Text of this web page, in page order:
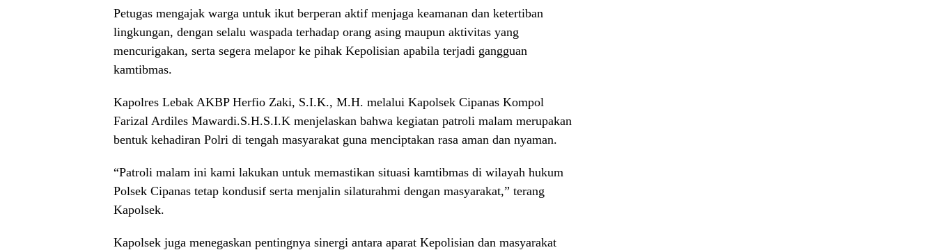
Petugas mengajak warga untuk ikut berperan aktif menjaga keamanan dan ketertiban
lingkungan, dengan selalu waspada terhadap orang asing maupun aktivitas yang
mencurigakan, serta segera melapor ke pihak Kepolisian apabila terjadi gangguan
kamtibmas.
Kapolres Lebak AKBP Herfio Zaki, S.I.K., M.H. melalui Kapolsek Cipanas Kompol
Farizal Ardiles Mawardi.S.H.S.I.K menjelaskan bahwa kegiatan patroli malam merupakan
bentuk kehadiran Polri di tengah masyarakat guna menciptakan rasa aman dan nyaman.
“Patroli malam ini kami lakukan untuk memastikan situasi kamtibmas di wilayah hukum
Polsek Cipanas tetap kondusif serta menjalin silaturahmi dengan masyarakat,” terang
Kapolsek.
Kapolsek juga menegaskan pentingnya sinergi antara aparat Kepolisian dan masyarakat